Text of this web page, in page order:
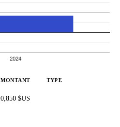
2024
MONTANT TYPE
0,850 $US